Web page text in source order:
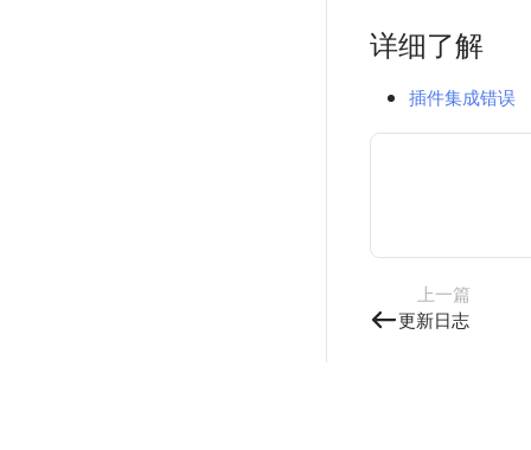
详细了解
插件集成错误
上一篇
更新日志